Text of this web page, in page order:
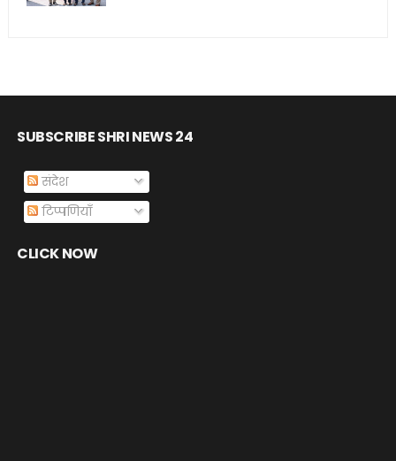
SUBSCRIBE SHRI NEWS 24
संदेश
टिप्पणियाँ
CLICK NOW